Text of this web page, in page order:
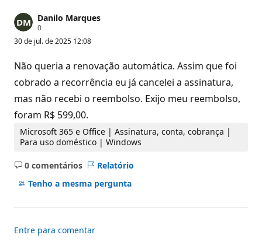
Danilo Marques
0P
n
o
s
d
e
r
p
t
a
o
30 de jul. de 2025 12:08
Não queria a renovação automática. Assim que foi
cobrado a recorrência eu já cancelei a assinatura,
mas não recebi o reembolso. Exijo meu reembolso,
foram R$ 599,00.
Microsoft 365 e Office | Assinatura, conta, cobrança |
Para uso doméstico | Windows
0 comentários
Sem
comentários
Relatório
Tenho a mesma pergunta
Entre para comentar